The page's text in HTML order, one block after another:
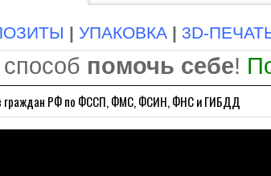
| УПАКОВКА | 3D-
помочь себе!
граждан РФ по ФССП, ФМС, ФСИН, ФНС и ГИБДД